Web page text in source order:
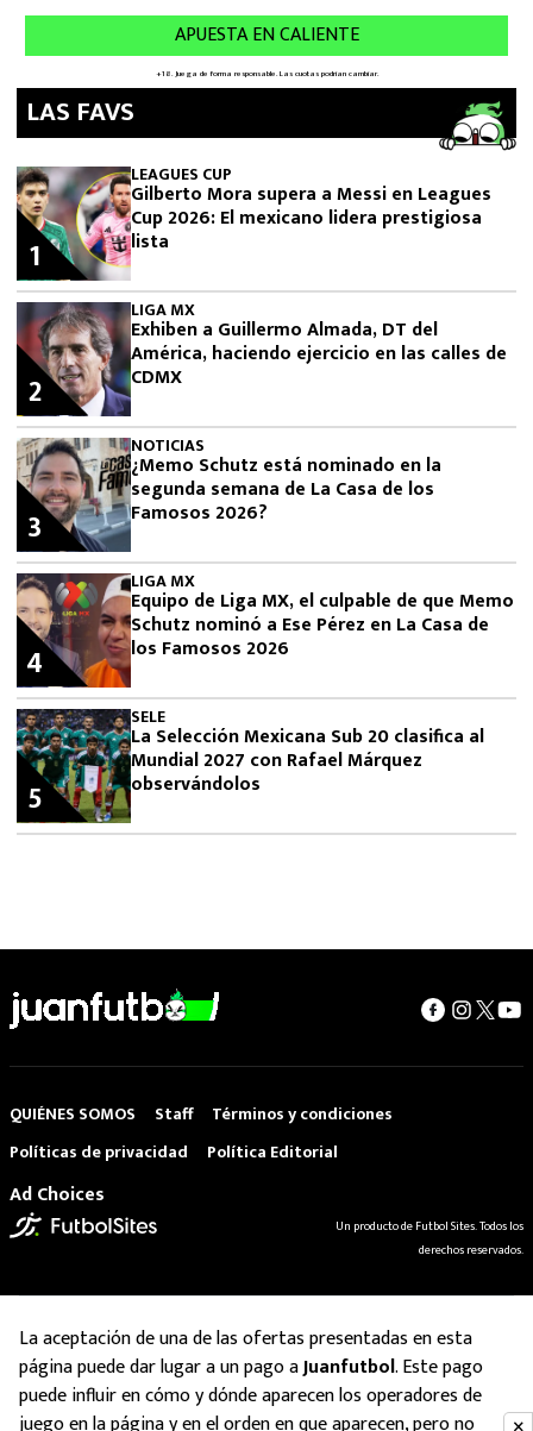
LAS FAVS
LEAGUES CUP
Gilberto Mora supera a Messi en Leagues
Cup 2026: El mexicano lidera prestigiosa
lista
1
LIGA MX
Exhiben a Guillermo Almada, DT del
América, haciendo ejercicio en las calles de
CDMX
2
NOTICIAS
¿Memo Schutz está nominado en la
segunda semana de La Casa de los
Famosos 2026?
3
LIGA MX
Equipo de Liga MX, el culpable de que Memo
Schutz nominó a Ese Pérez en La Casa de
los Famosos 2026
4
SELE
La Selección Mexicana Sub 20 clasifica al
Mundial 2027 con Rafael Márquez
observándolos
5
QUIÉNES SOMOS Staff
Términos y condiciones
Políticas de privacidad
Política Editorial
Ad Choices
Un producto de Futbol Sites. Todos los
derechos reservados.
La aceptación de una de las ofertas presentadas en esta
página puede dar lugar a un pago aJuanfutbol. Este pago
puede influir en cómo y dónde aparecen los operadores de